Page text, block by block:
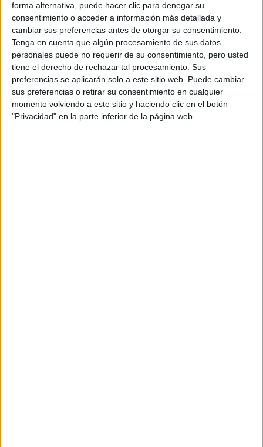
forma alternativa, puede hacer clic para denegar su
consentimiento o acceder a información más detallada y
cambiar sus preferencias antes de otorgar su consentimiento.
Tenga en cuenta que algún procesamiento de sus datos
personales puede no requerir de su consentimiento, pero usted
tiene el derecho de rechazar tal procesamiento. Sus
preferencias se aplicarán solo a este sitio web. Puede cambiar
sus preferencias o retirar su consentimiento en cualquier
momento volviendo a este sitio y haciendo clic en el botón
"Privacidad" en la parte inferior de la página web.
2026 Revista Scratch |
Contacto | Aviso legal
y política de privacidad
Update CMP